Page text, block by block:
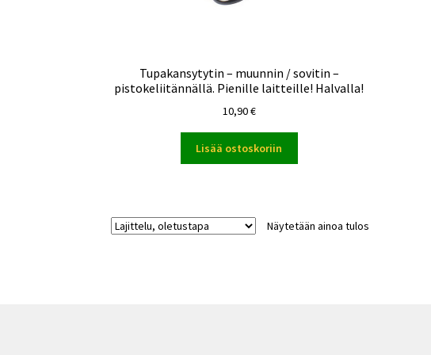
Tupakansytytin – muunnin / sovitin –
pistokeliitännällä. Pienille laitteille! Halvalla!
10,90€
Lisää ostoskoriin
Näytetään ainoa tulos